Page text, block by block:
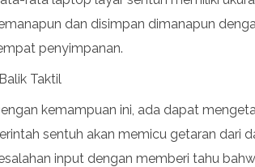
dan disimpan dimanapun
penyimpanan.
Taktil
kemampuan ini, ada dapat
sentuh akan memicu getaran dari
input dengan memberi tahu